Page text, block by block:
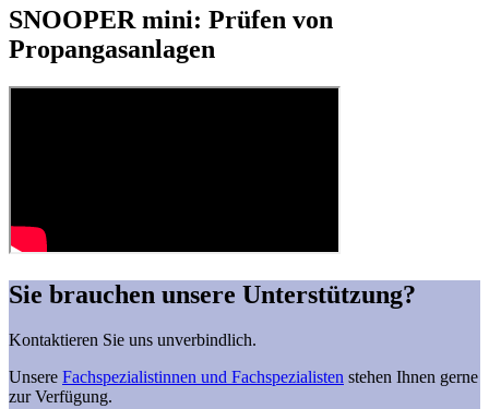
SNOOPER mini: Prüfen von
Propangasanlagen
Sie brauchen unsere Unterstützung?
Kontaktieren Sie uns unverbindlich.
Unsere Fachspezialistinnen und Fachspezialisten stehen Ihnen gerne
zur Verfügung.